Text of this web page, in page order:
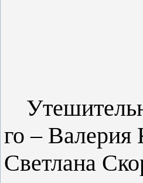
го – Валерия
Светлана